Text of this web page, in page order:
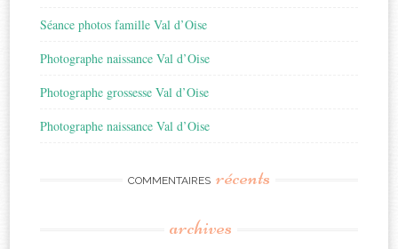
Séance photos famille Val d’Oise
Photographe naissance Val d’Oise
Photographe grossesse Val d’Oise
Photographe naissance Val d’Oise
COMMENTAIRES récents
archives